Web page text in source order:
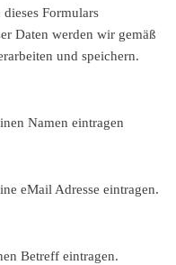
Formulars
Daten werden wir gemäß
und speichern.
Namen eintragen
eMail Adresse eintragen.
Betreff eintragen.